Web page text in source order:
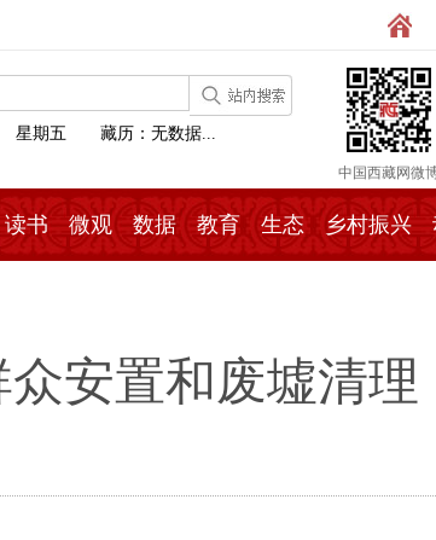
中国西藏网微
星期五 藏历：无数据...
读书 微观 数据 教育 生态 乡村振兴
安置和废墟清理